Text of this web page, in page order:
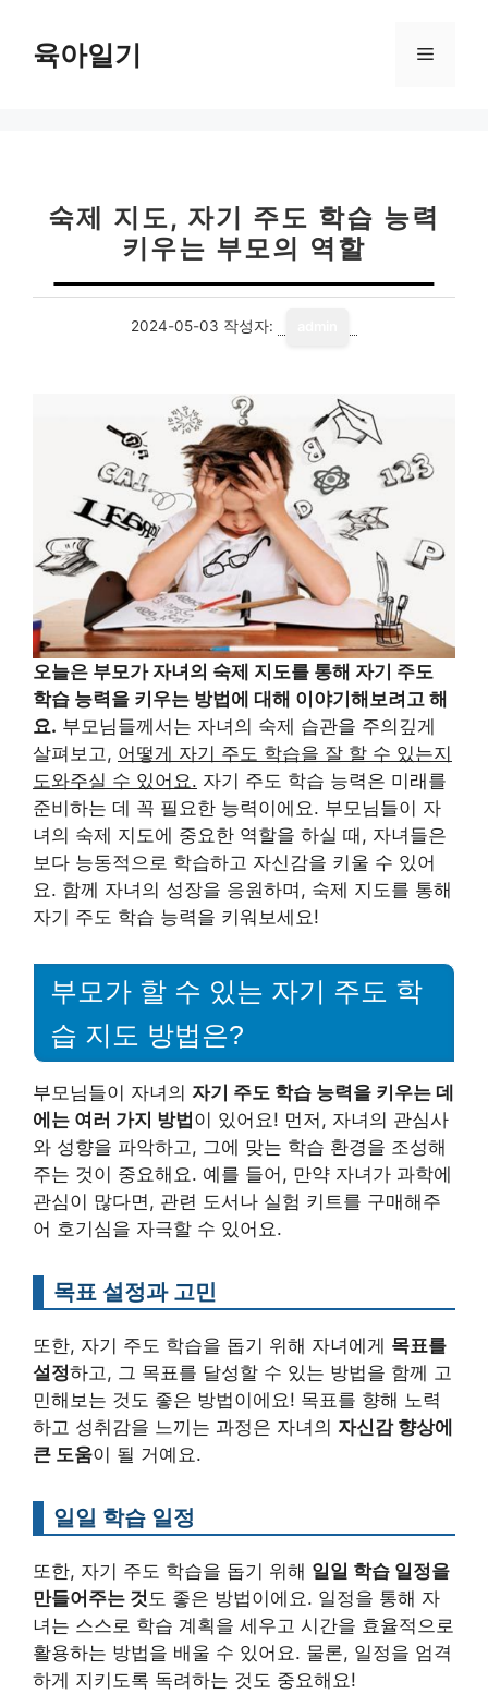
육아일기 메
숙제 지도, 자기 주도 학습 능력
키우는 부모의 역할
2024-05-03 작성자:
오늘은 부모가 자녀의 숙제 지도를 통해 자기 주도
학습 능력을 키우는 방법에 대해 이야기해보려고 해
요. 부모님들께서는 자녀의 숙제 습관을 주의깊게
살펴보고, 어떻게 자기 주도 학습을 잘 할 수 있는지
도와주실 수 있어요. 자기 주도 학습 능력은 미래를
준비하는 데 꼭 필요한 능력이에요. 부모님들이 자
녀의 숙제 지도에 중요한 역할을 하실 때, 자녀들은
보다 능동적으로 학습하고 자신감을 키울 수 있어
요. 함께 자녀의 성장을 응원하며, 숙제 지도를 통해
자기 주도 학습 능력을 키워보세요!
부모가 할 수 있는 자기 주도 학
습 지도 방법은?
부모님들이 자녀의 자기 주도 학습 능력을 키우는 데
에는 여러 가지 방법이 있어요! 먼저, 자녀의 관심사
와 성향을 파악하고, 그에 맞는 학습 환경을 조성해
주는 것이 중요해요. 예를 들어, 만약 자녀가 과학에
관심이 많다면, 관련 도서나 실험 키트를 구매해주
어 호기심을 자극할 수 있어요.
목표 설정과 고민
또한, 자기 주도 학습을 돕기 위해 자녀에게 목표를
설정하고, 그 목표를 달성할 수 있는 방법을 함께 고
민해보는 것도 좋은 방법이에요! 목표를 향해 노력
하고 성취감을 느끼는 과정은 자녀의 자신감 향상에
큰 도움이 될 거예요.
일일 학습 일정
또한, 자기 주도 학습을 돕기 위해 일일 학습 일정을
만들어주는 것 도 좋은 방법이에요. 일정을 통해 자
녀는 스스로 학습 계획을 세우고 시간을 효율적으로
활용하는 방법을 배울 수 있어요. 물론, 일정을 엄격
하게 지키도록 독려하는 것도 중요해요!